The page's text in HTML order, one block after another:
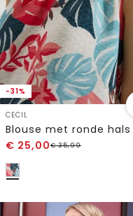
-31%
CECIL
€ 25,00€35,99